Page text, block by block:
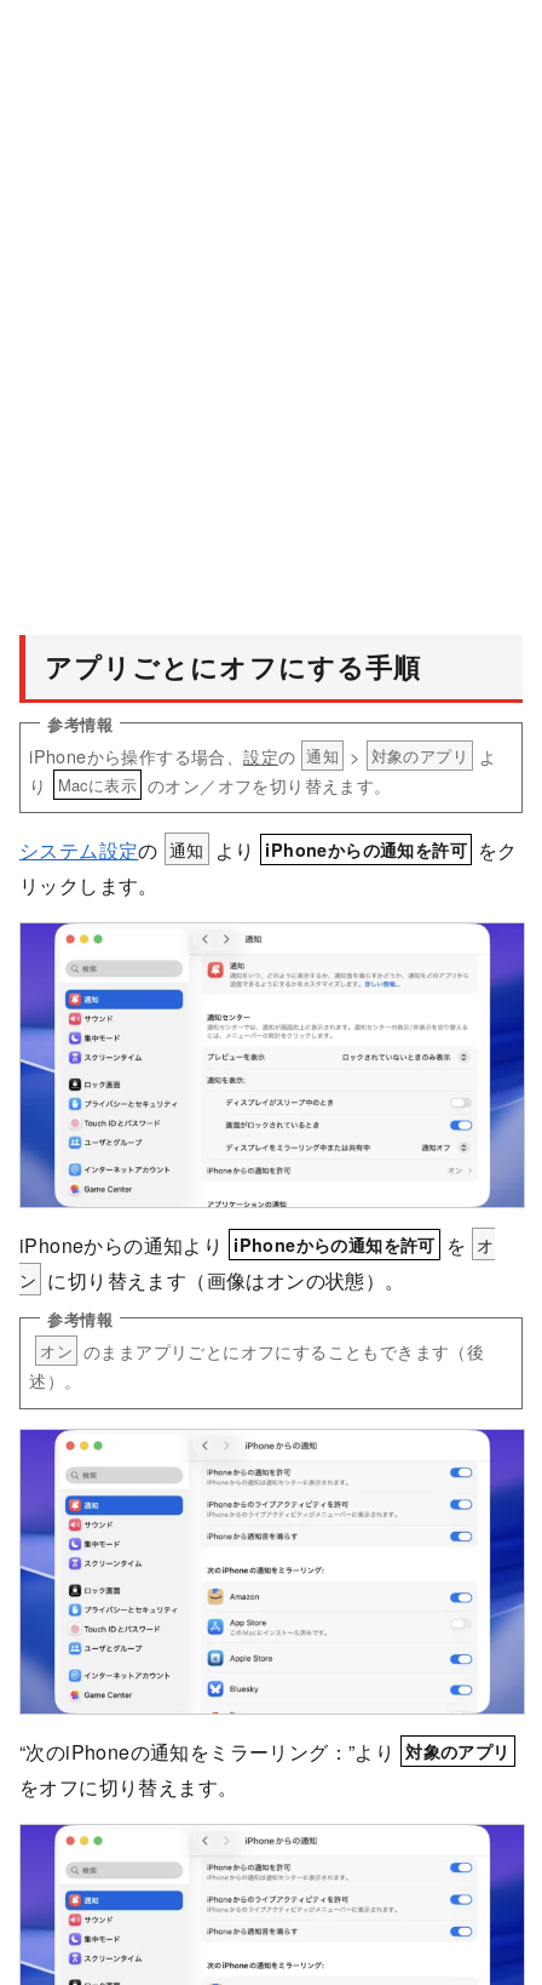
アプリごとにオフにする手順
iPhoneから操作する場合、設定の 通知 > 対象のアプリ
よ
り
Macに表示 のオン／オフを切り替えます。
システム設定の 通知 より iPhoneからの通知を許可 をク
リックします。
iPhoneからの通知より iPhoneからの通知を許可 を オ
ン に切り替えます（画像はオンの状態）。
オン のままアプリごとにオフにすることもできます（後
述）。
“次のiPhoneの通知をミラーリング：”より 対象のアプリ
をオフに切り替えます。